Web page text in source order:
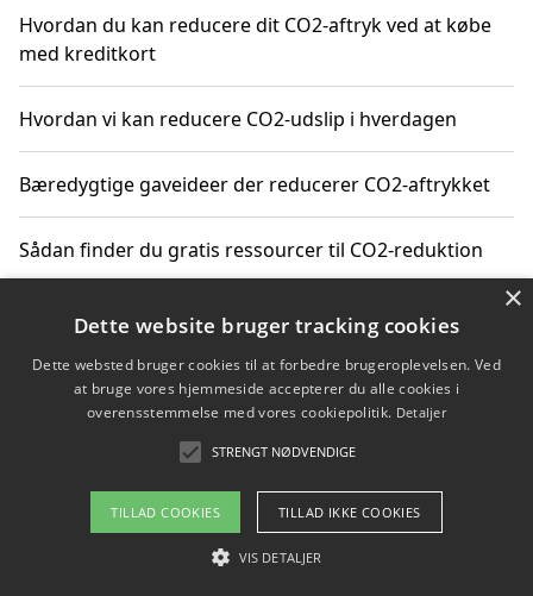
Hvordan du kan reducere dit CO2-aftryk ved at købe
med kreditkort
Hvordan vi kan reducere CO2-udslip i hverdagen
Bæredygtige gaveideer der reducerer CO2-aftrykket
Sådan finder du gratis ressourcer til CO2-reduktion
Hvordan gadgets til hjemmet kan reducere CO2-udslip
Copyright 2026 - Pilanto Aps
Om / kontakt
Blog Betingelser
×
Dette website bruger tracking cookies
Dette websted bruger cookies til at forbedre brugeroplevelsen. Ved
at bruge vores hjemmeside accepterer du alle cookies i
overensstemmelse med vores cookiepolitik. Detaljer
STRENGT NØDVENDIGE
TILLAD COOKIES TILLAD IKKE COOKIES
VIS DETALJER